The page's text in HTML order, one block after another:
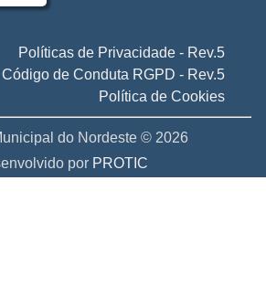
Políticas de Privacidade - Rev.5
Código de Conduta RGPD - Rev.5
Política de Cookies
do Nordeste © 2026
por PROTIC